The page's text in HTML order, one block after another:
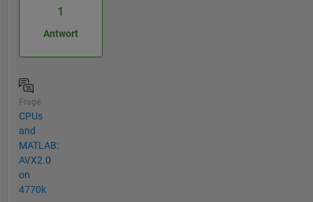
1
Antwort
Frage
CPUs
and
MATLAB:
AVX2.0
on
4770k